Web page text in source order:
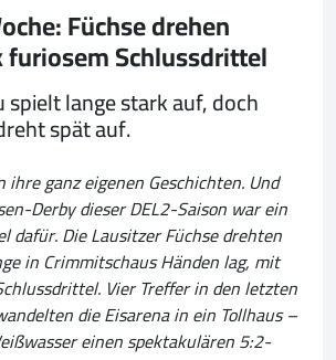
Füchse drehen
furiosem Schlussdrittel
lange stark auf, doch
spät auf.
ihre ganz eigenen Geschichten. Und
Derby dieser DEL2-Saison war ein
dafür. Die Lausitzer Füchse drehten
in Crimmitschaus Händen lag, mit
Vier Treffer in den letzten
die Eisarena in ein Tollhaus –
einen spektakulären 5:2-